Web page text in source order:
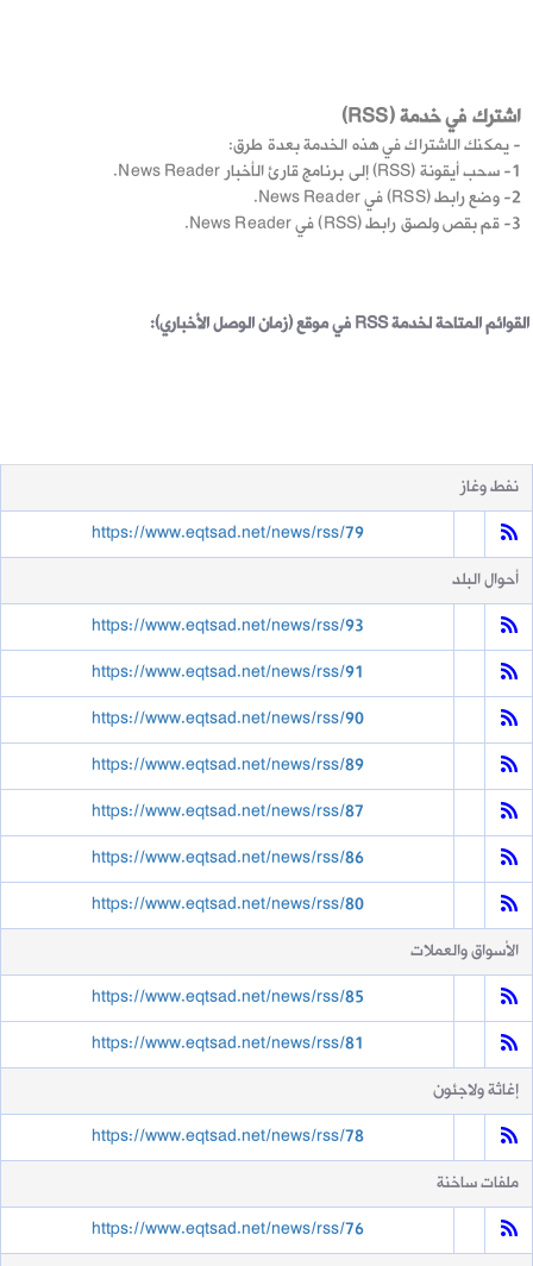
اشترك في خدمة (RSS)
- يمكنك الاشتراك في هذه الخدمة بعدة طرق:
1- سحب أيقونة (RSS) إلى برنامج قارئ الأخبار News Reader.
2- وضع رابط (RSS) في News Reader.
3- قم بقص ولصق رابط (RSS) في News Reader.
القوائم المتاحة لخدمة RSS في موقع (زمان الوصل الأخباري):
نفط وغاز
https://www.eqtsad.net/news/rss/79
أحوال البلد
https://www.eqtsad.net/news/rss/93
https://www.eqtsad.net/news/rss/91
https://www.eqtsad.net/news/rss/90
https://www.eqtsad.net/news/rss/89
https://www.eqtsad.net/news/rss/87
https://www.eqtsad.net/news/rss/86
https://www.eqtsad.net/news/rss/80
الأسواق والعملات
https://www.eqtsad.net/news/rss/85
https://www.eqtsad.net/news/rss/81
إغاثة ولاجئون
https://www.eqtsad.net/news/rss/78
ملفات ساخنة
https://www.eqtsad.net/news/rss/76